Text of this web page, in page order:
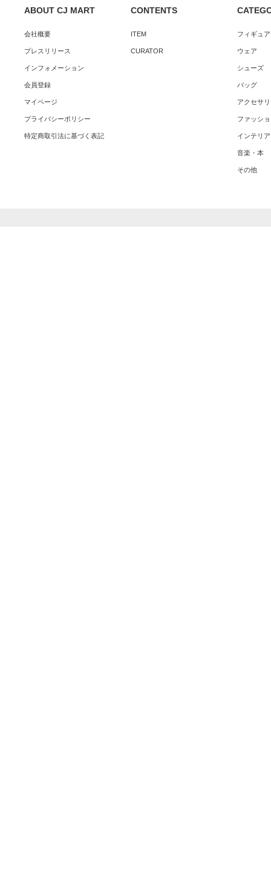
ABOUT CJ MART
会社概要
プレスリリース
インフォメーション
会員登録
マイページ
プライバシーポリシー
特定商取引法に基づく表記
CONTENTS
ITEM
CURATOR
フィギュ
ウェア
シューズ
バッグ
アクセサ
ファッシ
インテリア
音楽・本
その他